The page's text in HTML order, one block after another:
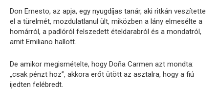
Don Ernesto, az apja, egy nyugdíjas tanár, aki ritkán veszítette
el a türelmét, mozdulatlanul ült, miközben a lány elmesélte a
homárról, a padlóról felszedett ételdarabról és a mondatról,
amit Emiliano hallott.
De amikor megismételte, hogy Doña Carmen azt mondta:
„csak pénzt hoz”, akkora erőt ütött az asztalra, hogy a fiú
ijedten felébredt.